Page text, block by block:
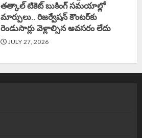
తత్కాల్‌ టికెట్‌ బుకింగ్‌ సమయాల్లో
మార్పులు.. రిజర్వేషన్ కౌంటర్‌కు
రెండుసార్లు వెళ్లాల్సిన అవసరం లేదు
JULY 27, 2026